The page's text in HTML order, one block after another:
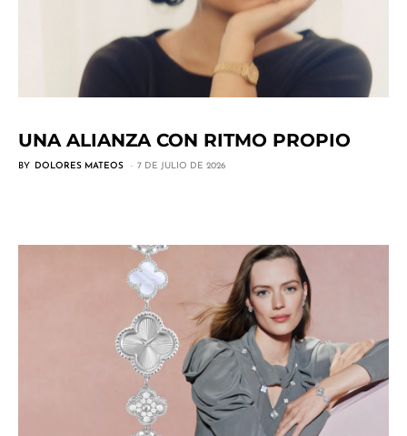
UNA ALIANZA CON RITMO PROPIO
BY DOLORES MATEOS 7 DE JULIO DE 2026